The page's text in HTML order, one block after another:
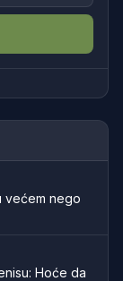
većem nego
Hoće da